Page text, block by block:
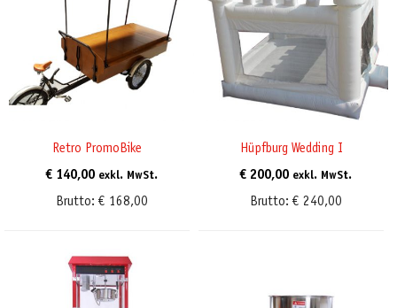
Retro PromoBike
€ 140,00 exkl. MwSt.
Brutto: € 168,00
Hüpfburg Wedding I
€ 200,00 exkl. MwSt.
Brutto: € 240,00